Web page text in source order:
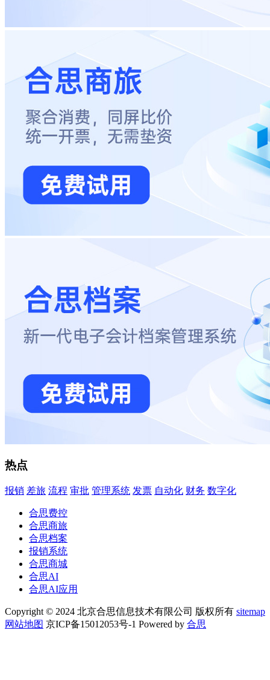
热点
报销 差旅 流程 审批 管理系统 发票 自动化 财务 数字化
合思费控
合思商旅
合思档案
报销系统
合思商城
合思AI
合思AI应用
Copyright © 2024 北京合思信息技术有限公司 版权所有 sitemap
网站地图 京ICP备15012053号-1 Powered by 合思